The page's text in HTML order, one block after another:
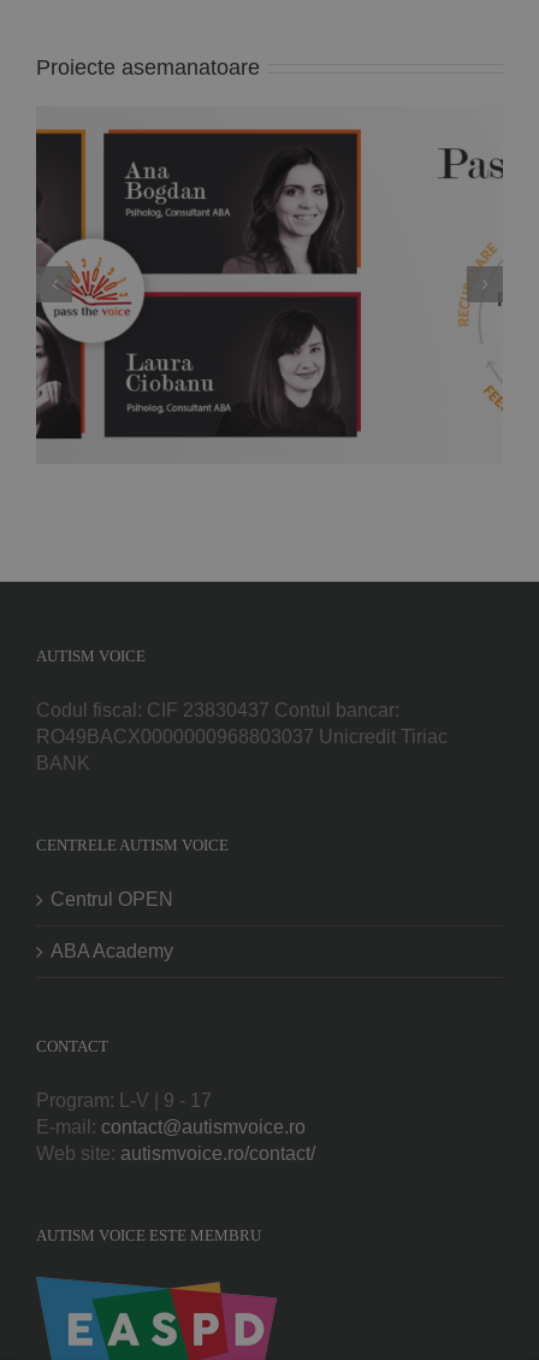
Proiecte asemanatoare
Pass the Voice – Training online gratuit pentru
parinti 9, 10 Aprilie
AUTISM VOICE
Codul fiscal: CIF 23830437 Contul bancar:
RO49BACX0000000968803037 Unicredit Tiriac
BANK
CENTRELE AUTISM VOICE
Centrul OPEN
ABA Academy
CONTACT
Program: L-V | 9 - 17
E-mail: contact@autismvoice.ro
Web site: autismvoice.ro/contact/
AUTISM VOICE ESTE MEMBRU